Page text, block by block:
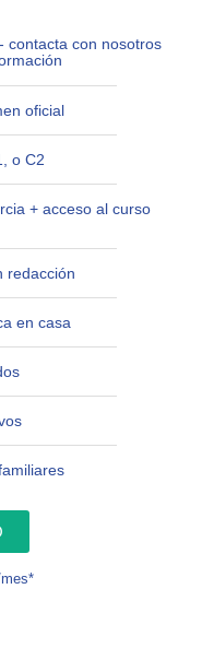
contacta con nosotros
oficial
o C2
+ acceso al curso
redacción
en casa